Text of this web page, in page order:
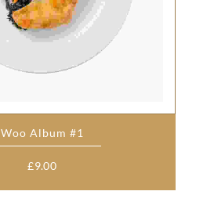
Woo Album #1
£9.00